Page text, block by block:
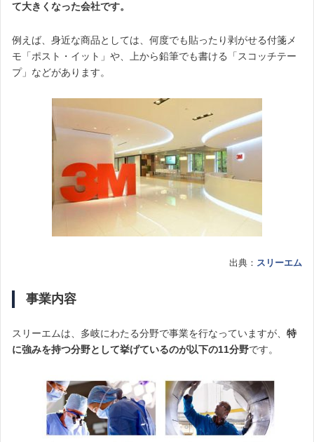
て大きくなった会社です。
例えば、身近な商品としては、何度でも貼ったり剥がせる付箋メ
モ「ポスト・イット」や、上から鉛筆でも書ける「スコッチテー
プ」などがあります。
出典： スリーエム
事業内容
スリーエムは、多岐にわたる分野で事業を行なっていますが、 特
に強みを持つ分野として挙げているのが以下の11分野です。